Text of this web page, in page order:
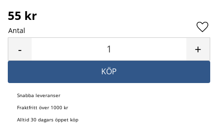
55 kr
Antal
+
-
KÖP
Snabba leveranser
Fraktfritt över 1000 kr
Alltid 30 dagars öppet köp